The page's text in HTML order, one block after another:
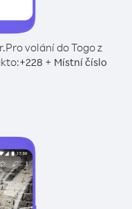
Pro volání do Togo z
+228 + Místní číslo